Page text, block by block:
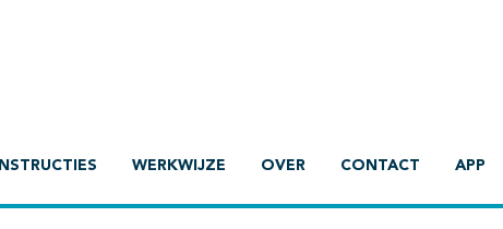
INSTRUCTIES WERKWIJZE OVER CONTACT APP